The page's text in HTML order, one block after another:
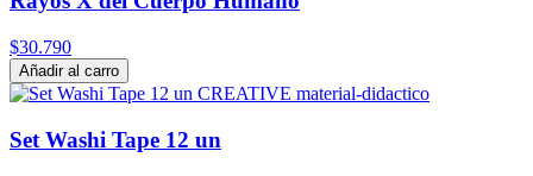
$30.790
Añadir al carro
Set Washi Tape 12 un